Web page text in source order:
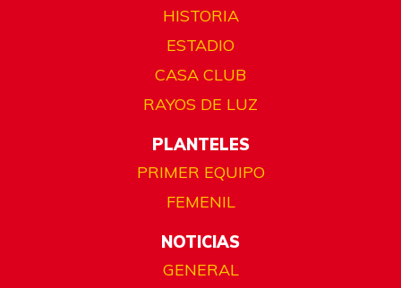
HISTORIA
ESTADIO
CASA CLUB
RAYOS DE LUZ
PLANTELES
PRIMER EQUIPO
FEMENIL
NOTICIAS
GENERAL